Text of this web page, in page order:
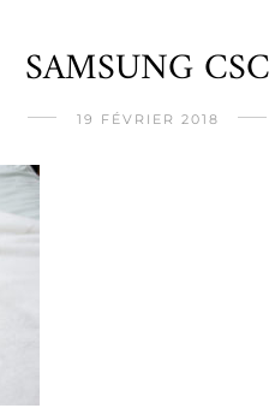
SAMSUNG CSC
19 FÉVRIER 2018